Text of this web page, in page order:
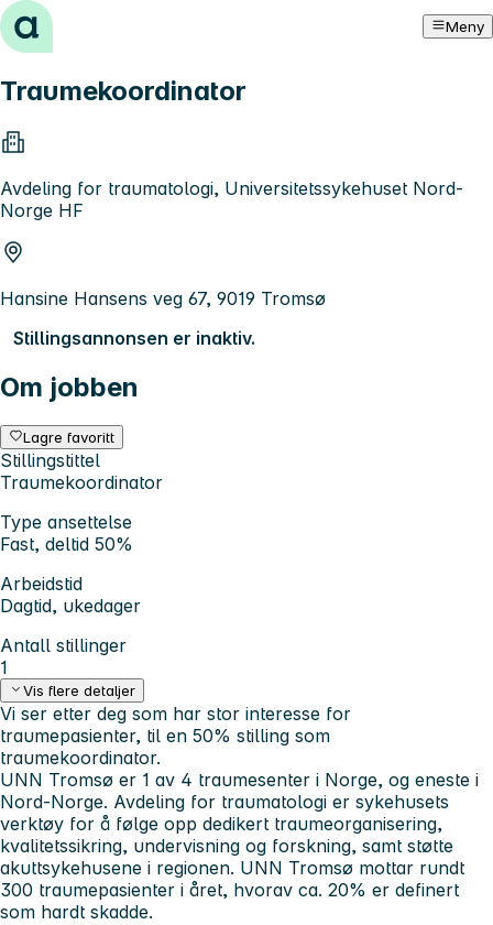
Hopp til innhold Meny
Traumekoordinator
Avdeling for traumatologi, Universitetssykehuset Nord-
Norge HF
Hansine Hansens veg 67, 9019 Tromsø
Stillingsannonsen er inaktiv.
Om jobben
Lagre favoritt
Stillingstittel
Traumekoordinator
Type ansettelse
Fast, deltid 50%
Arbeidstid
Dagtid, ukedager
Antall stillinger
1
Vis flere detaljer
Vi ser etter deg som har stor interesse for
traumepasienter, til en 50% stilling som
traumekoordinator.
UNN Tromsø er 1 av 4 traumesenter i Norge, og eneste i
Nord-Norge. Avdeling for traumatologi er sykehusets
verktøy for å følge opp dedikert traumeorganisering,
kvalitetssikring, undervisning og forskning, samt støtte
akuttsykehusene i regionen. UNN Tromsø mottar rundt
300 traumepasienter i året, hvorav ca. 20% er definert
som hardt skadde.